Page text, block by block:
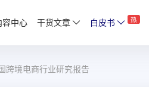
容中心 干货文章 白皮书 热
跨境电商行业研究报告